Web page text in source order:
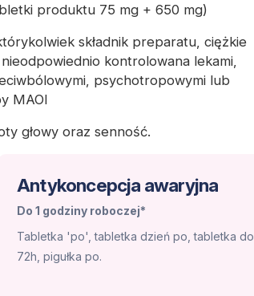
produktu 75 mg + 650 mg)
składnik preparatu, ciężkie
kontrolowana lekami,
psychotropowymi lub
MAOI
głowy oraz senność.
Antykoncepcja awaryjna
Do 1 godziny roboczej*
Tabletka 'po', tabletka dzień po, tabletka do
72h, pigułka po.